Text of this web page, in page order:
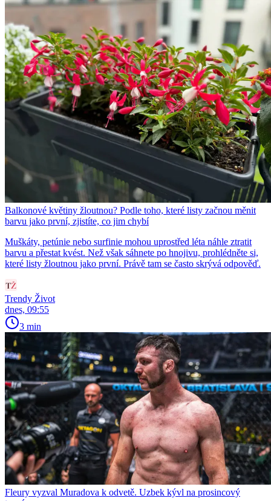
Balkonové květiny žloutnou? Podle toho, které listy začnou měnit
barvu jako první, zjistíte, co jim chybí
Muškáty, petúnie nebo surfinie mohou uprostřed léta náhle ztratit
barvu a přestat kvést. Než však sáhnete po hnojivu, prohlédněte si,
které listy žloutnou jako první. Právě tam se často skrývá odpověď.
Trendy Život
dnes, 09:55
3 min
Fleury vyzval Muradova k odvetě. Uzbek kývl na prosincový